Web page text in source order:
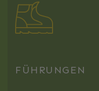
FÜHRUNGEN